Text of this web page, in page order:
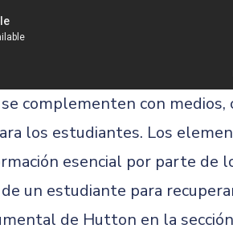
complementen con medios,
los estudiantes. Los
esencial por parte de
un estudiante para
de Hutton en la